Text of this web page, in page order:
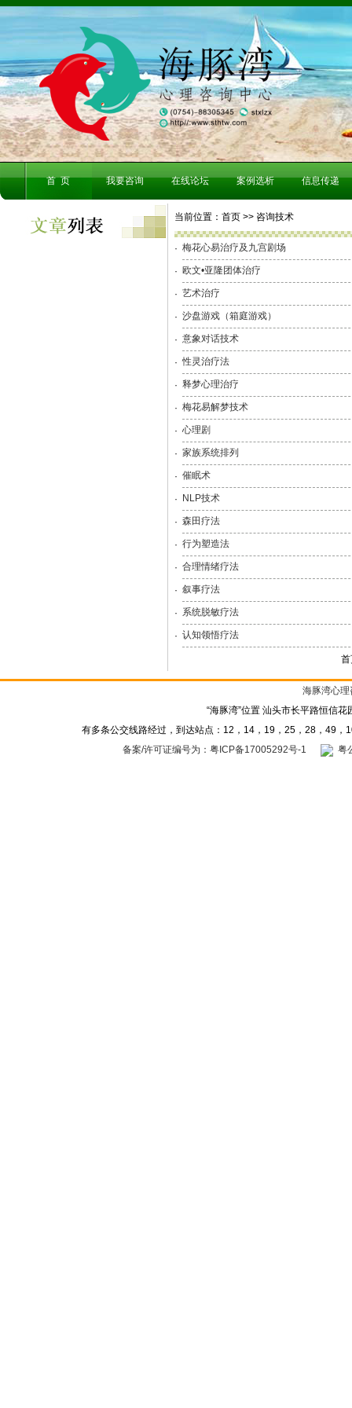
首 页 我要咨询 在线论坛 案例选析 信息传递
当前位置：首页 >> 咨询技术
· 梅花心易治疗及九宫剧场
· 欧文•亚隆团体治疗
· 艺术治疗
· 沙盘游戏（箱庭游戏）
· 意象对话技术
· 性灵治疗法
· 释梦心理治疗
· 梅花易解梦技术
· 心理剧
· 家族系统排列
· 催眠术
· NLP技术
· 森田疗法
· 行为塑造法
· 合理情绪疗法
· 叙事疗法
· 系统脱敏疗法
· 认知领悟疗法
海豚湾心理
“海豚湾”位置 汕头市长平路恒信
有多条公交线路经过，到达站点：12，14，19，25，28，49，
备案/许可证编号为：粤ICP备17005292号-1
粤